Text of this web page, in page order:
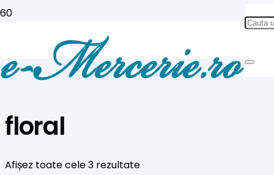
floral
Afișez toate cele 3 rezultate